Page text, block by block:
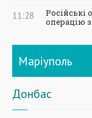
11:28
Російські
операцію
Маріуполь
Донбас